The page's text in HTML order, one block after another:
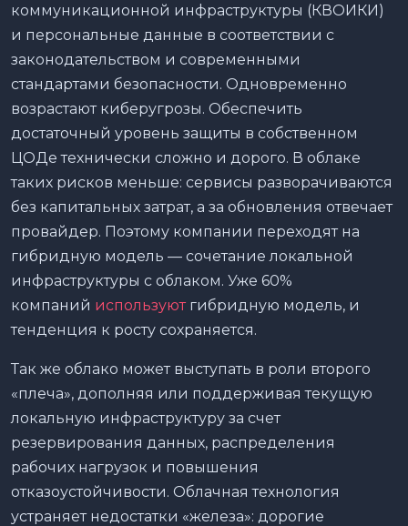
коммуникационной инфраструктуры (КВОИКИ)
и персональные данные в соответствии с
законодательством и современными
стандартами безопасности. Одновременно
возрастают киберугрозы. Обеспечить
достаточный уровень защиты в собственном
ЦОДе технически сложно и дорого. В облаке
таких рисков меньше: сервисы разворачиваются
без капитальных затрат, а за обновления отвечает
провайдер. Поэтому компании переходят на
гибридную модель — сочетание локальной
инфраструктуры с облаком. Уже 60%
компаний используютгибридную модель, и
тенденция к росту сохраняется.
Так же облако может выступать в роли второго
«плеча», дополняя или поддерживая текущую
локальную инфраструктуру за счет
резервирования данных, распределения
рабочих нагрузок и повышения
отказоустойчивости. Облачная технология
устраняет недостатки «железа»: дорогие